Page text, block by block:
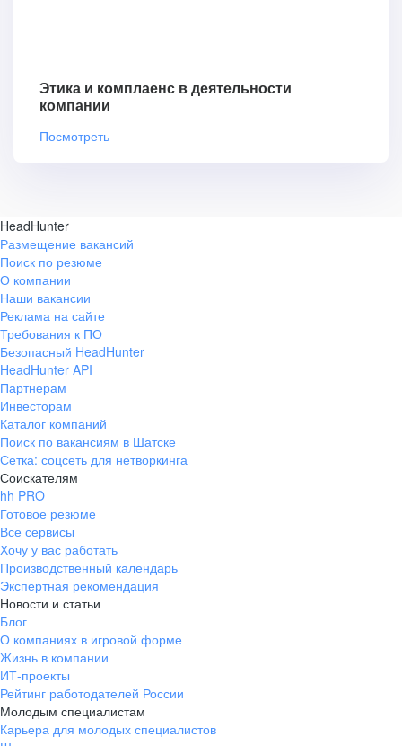
Этика и комплаенс в деятельности
компании
Посмотреть
HeadHunter
Размещение вакансий
Поиск по резюме
О компании
Наши вакансии
Реклама на сайте
Требования к ПО
Безопасный HeadHunter
HeadHunter API
Партнерам
Инвесторам
Каталог компаний
Поиск по вакансиям в Шатске
Сетка: соцсеть для нетворкинга
Соискателям
hh PRO
Готовое резюме
Все сервисы
Хочу у вас работать
Производственный календарь
Экспертная рекомендация
Новости и статьи
Блог
О компаниях в игровой форме
Жизнь в компании
ИТ-проекты
Рейтинг работодателей России
Молодым специалистам
Карьера для молодых специалистов